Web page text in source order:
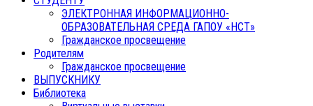
ЭЛЕКТРОННАЯ ИНФОРМАЦИОННО-
ОБРАЗОВАТЕЛЬНАЯ СРЕДА ГАПОУ «НСТ»
Гражданское просвещение
Родителям
Гражданское просвещение
ВЫПУСКНИКУ
Библиотека